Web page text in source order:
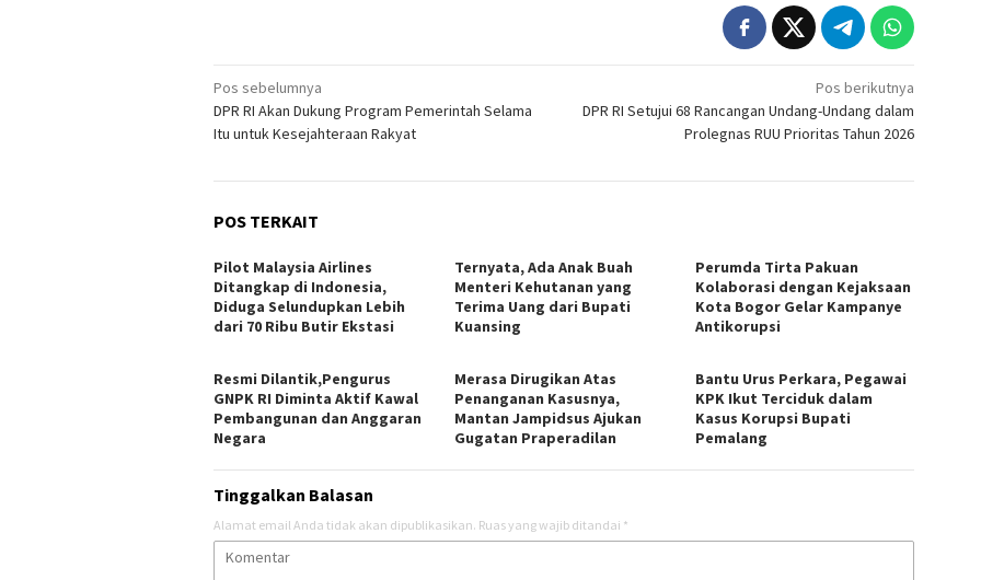
Navigasi
pos
Pos sebelumnya
DPR RI Akan Dukung Program Pemerintah Selama
Itu untuk Kesejahteraan Rakyat
Pos berikutnya
DPR RI Setujui 68 Rancangan Undang-Undang dalam
Prolegnas RUU Prioritas Tahun 2026
POS TERKAIT
Pilot Malaysia Airlines
Ditangkap di Indonesia,
Diduga Selundupkan Lebih
dari 70 Ribu Butir Ekstasi
Ternyata, Ada Anak Buah
Menteri Kehutanan yang
Terima Uang dari Bupati
Kuansing
Perumda Tirta Pakuan
Kolaborasi dengan Kejaksaan
Kota Bogor Gelar Kampanye
Antikorupsi
Resmi Dilantik,Pengurus
GNPK RI Diminta Aktif Kawal
Pembangunan dan Anggaran
Negara
Merasa Dirugikan Atas
Penanganan Kasusnya,
Mantan Jampidsus Ajukan
Gugatan Praperadilan
Bantu Urus Perkara, Pegawai
KPK Ikut Terciduk dalam
Kasus Korupsi Bupati
Pemalang
Tinggalkan Balasan
Alamat email Anda tidak akan dipublikasikan. Ruas yang wajib ditandai *